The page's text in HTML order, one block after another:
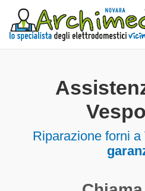
Riparazione forni a